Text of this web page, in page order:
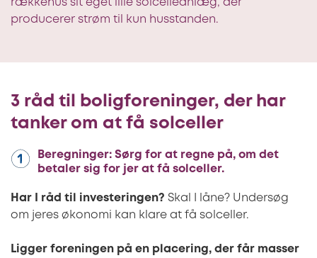
rækkehus sit eget lille solcelleanlæg, der
producerer strøm til kun husstanden.
3 råd til boligforeninger, der har
tanker om at få solceller
Beregninger: Sørg for at regne på, om det
betaler sig for jer at få solceller.
Har I råd til investeringen? Skal I låne? Undersøg
om jeres økonomi kan klare at få solceller.
Ligger foreningen på en placering, der får masser